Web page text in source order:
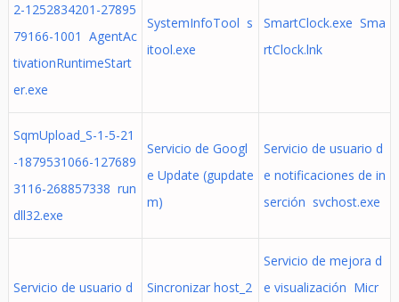
2-1252834201-27895
79166-1001 AgentAc
tivationRuntimeStart
er.exe
SystemInfoTool s
itool.exe
SmartClock.exe Sma
rtClock.lnk
SqmUpload_S-1-5-21
-1879531066-127689
3116-268857338 run
dll32.exe
Servicio de Googl
e Update (gupdate
m)
Servicio de usuario d
e notificaciones de in
serción svchost.exe
Servicio de usuario d Sincronizar host_2
Servicio de mejora d
e visualización Micr